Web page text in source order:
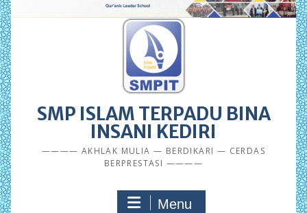
SMP ISLAM TERPADU BINA
INSANI KEDIRI
———— AKHLAK MULIA — BERDIKARI — CERDAS
BERPRESTASI ————
Menu